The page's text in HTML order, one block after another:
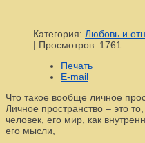
Категория: Любовь и
| Просмотров: 1761
Печать
E-mail
Что такое вообще личное
Личное пространство – это
человек, его мир, как
его мысли,